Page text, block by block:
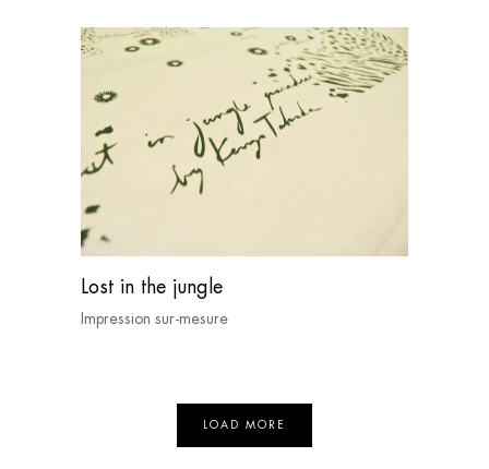
Lost in the jungle
Impression sur-mesure
LOAD MORE